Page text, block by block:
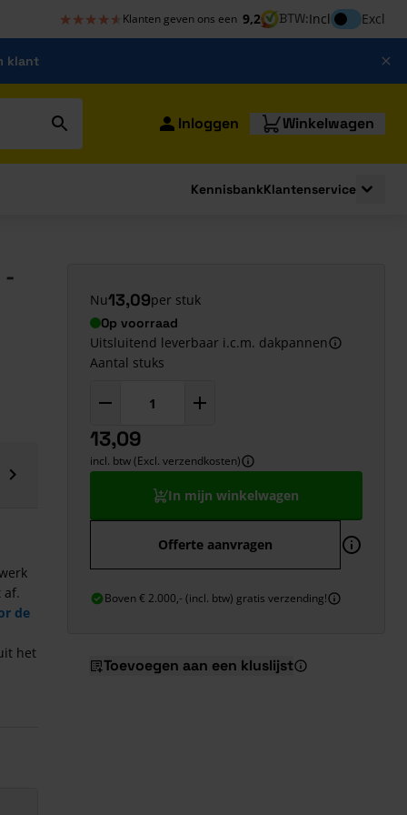
★★★★★
★★★★★ Klanten geven ons een 9,2 BTW:InclInclusief btw
Excl
klant
Inloggen Winkelwagen
KennisbankKlantenservice
-
af.
de
het
Nu13,09per stuk
Op voorraad
Uitsluitend leverbaar i.c.m. dakpannen
Aantal stuks
13,09
incl. btw (Excl. verzendkosten)
In mijn winkelwagen
Offerte aanvragen
Boven € 2.000,- (incl. btw) gratis verzending!
Toevoegen aan een kluslijst